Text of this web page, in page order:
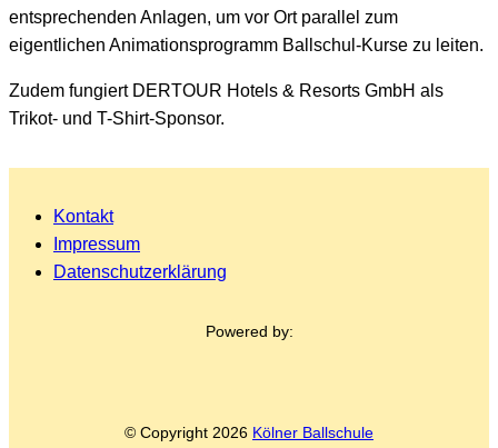
entsprechenden Anlagen, um vor Ort parallel zum
eigentlichen Animationsprogramm Ballschul-Kurse zu leiten.
Zudem fungiert DERTOUR Hotels & Resorts GmbH als
Trikot- und T-Shirt-Sponsor.
Kontakt
Impressum
Datenschutzerklärung
Powered by:
© Copyright 2026 Kölner Ballschule